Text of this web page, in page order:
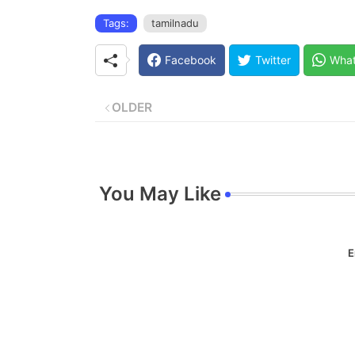
Tags: tamilnadu
Facebook Twitter
OLDER
You May Like